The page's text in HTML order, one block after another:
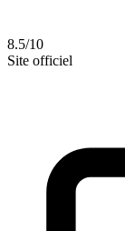
8.5/10
Site officiel